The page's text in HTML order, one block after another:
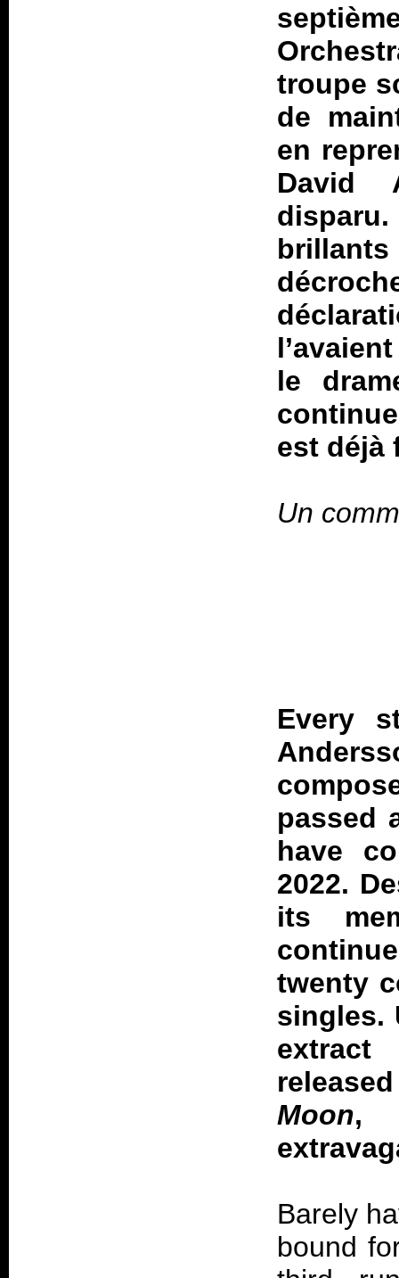
troupe
de
en
David
le
est déjà
Un
Every
passed
have
2022.
its
twenty
singles.
Moon,
Barely
bound